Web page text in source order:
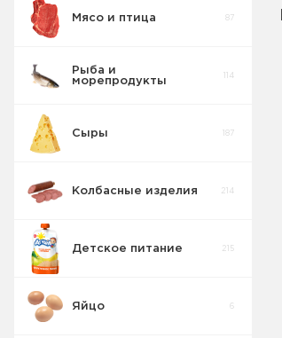
Печенье
Изделия
Мясо и птица 87
Рыба и
морепродукты
114
Сыры 187
Колбасные изделия 214
Детское питание 215
Яйцо 6